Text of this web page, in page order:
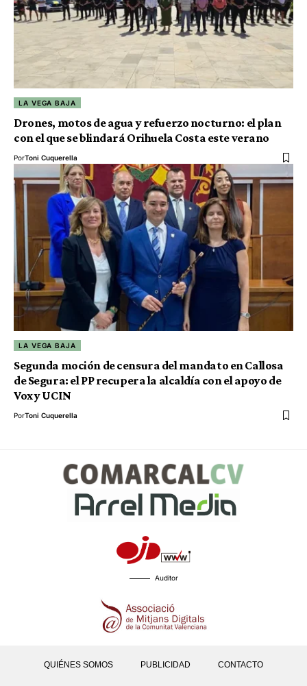
LA VEGA BAJA
Drones, motos de agua y refuerzo nocturno: el plan
con el que se blindará Orihuela Costa este verano
PorToni Cuquerella
LA VEGA BAJA
Segunda moción de censura del mandato en Callosa
de Segura: el PP recupera la alcaldía con el apoyo de
Vox y UCIN
PorToni Cuquerella
Auditor
QUIÉNES SOMOS PUBLICIDAD CONTACTO